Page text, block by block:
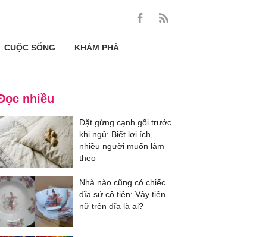
CUỘC SỐNG KHÁM PHÁ
nhiều
Đặt gừng cạnh gối trước
khi ngủ: Biết lợi ích,
nhiều người muốn làm
theo
Nhà nào cũng có chiếc
đĩa sứ cô tiên: Vậy tiên
nữ trên đĩa là ai?